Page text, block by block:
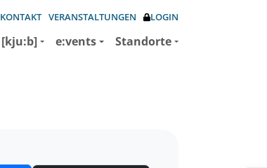
KONTAKT VERANSTALTUNGEN LOGIN
[kju:b] e:vents Standorte